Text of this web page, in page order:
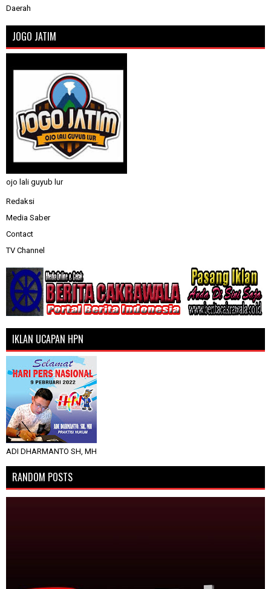
Daerah
JOGO JATIM
ojo lali guyub lur
Redaksi
Media Saber
Contact
TV Channel
IKLAN UCAPAN HPN
ADI DHARMANTO SH, MH
RANDOM POSTS